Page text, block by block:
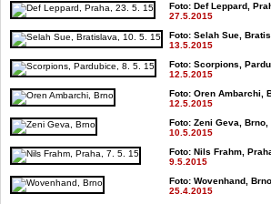
Foto: Def Leppard,
27.5.2015
Foto: Selah Sue,
13.5.2015
Foto: Scorpions,
12.5.2015
Foto: Oren Ambarchi,
12.5.2015
Foto: Zeni Geva, Brno,
10.5.2015
Foto: Nils Frahm,
9.5.2015
Foto: Wovenhand,
25.4.2015